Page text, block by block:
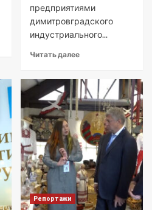
предприятиями
димитровградского
индустриального...
Читать далее
Репортажи